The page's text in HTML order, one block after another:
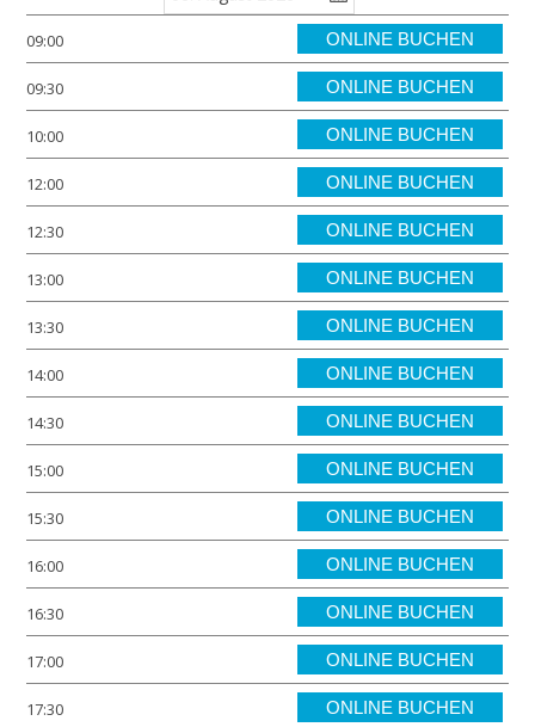
09:00 ONLINE BUCHEN
09:30 ONLINE BUCHEN
10:00 ONLINE BUCHEN
12:00 ONLINE BUCHEN
12:30 ONLINE BUCHEN
13:00 ONLINE BUCHEN
13:30 ONLINE BUCHEN
14:00 ONLINE BUCHEN
14:30 ONLINE BUCHEN
15:00 ONLINE BUCHEN
15:30 ONLINE BUCHEN
16:00 ONLINE BUCHEN
16:30 ONLINE BUCHEN
17:00 ONLINE BUCHEN
17:30 ONLINE BUCHEN